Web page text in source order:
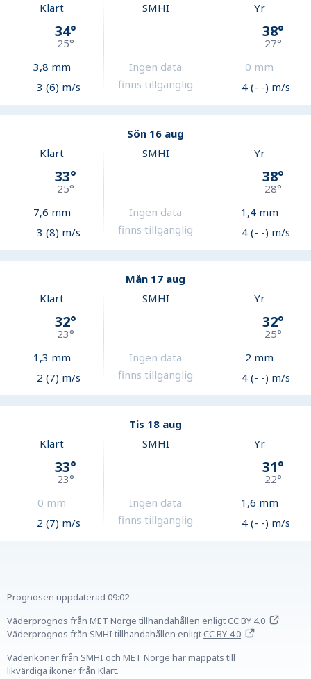
Klart
34°
25°
3,8 mm
3 (6) m/s
SMHI
Ingen data
finns tillgänglig
Yr
38°
27°
0 mm
4 (- -) m/s
Sön 16 aug
Klart
33°
25°
7,6 mm
3 (8) m/s
SMHI
Ingen data
finns tillgänglig
Yr
38°
28°
1,4mm
4 (- -) m/s
Mån 17 aug
Klart
32°
23°
1,3 mm
2 (7) m/s
SMHI
Ingen data
finns tillgänglig
Yr
32°
25°
2 mm
4 (- -) m/s
Tis 18 aug
Klart
33°
23°
0 mm
2 (7) m/s
SMHI
Ingen data
finns tillgänglig
Yr
31°
22°
1,6 mm
4 (- -) m/s
Prognosen uppdaterad 09:02
Väderprognos från MET Norge tillhandahållen enligtCC BY 4.0
Väderprognos från SMHI tillhandahållen enligtCC BY 4.0
Väderikoner från SMHI och MET Norge har mappats till
likvärdiga ikoner från Klart.